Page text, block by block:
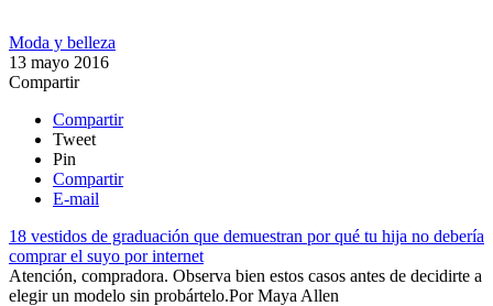
Moda y belleza
13 mayo 2016
Compartir
Compartir
Tweet
Pin
Compartir
E-mail
18 vestidos de graduación que demuestran por qué tu hija no debería
comprar el suyo por internet
Atención, compradora. Observa bien estos casos antes de decidirte a
elegir un modelo sin probártelo.​PorMaya Allen